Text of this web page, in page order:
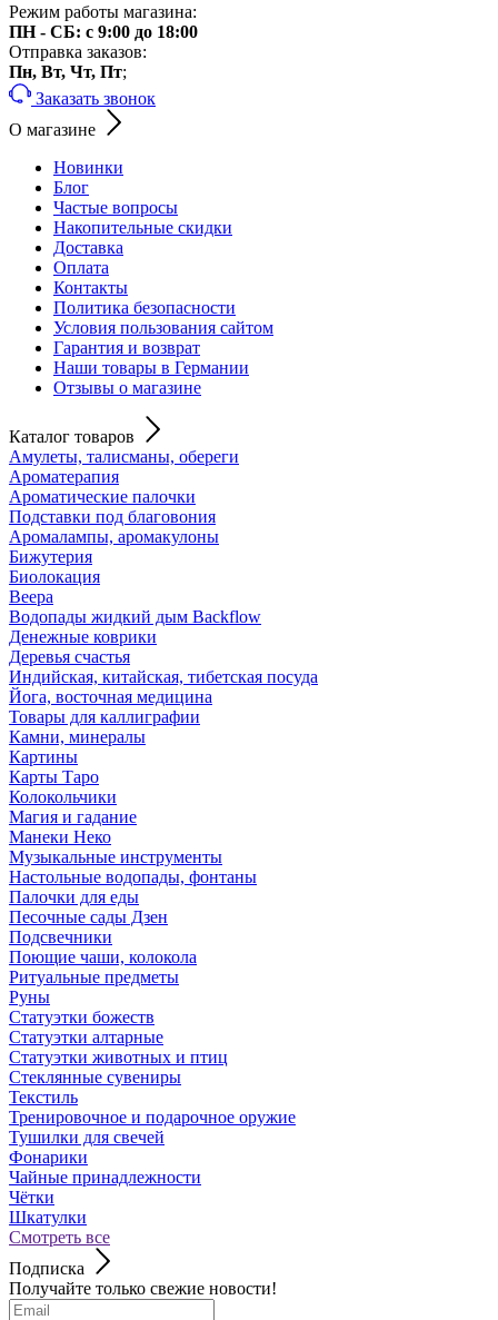
Режим работы магазина:
ПН - СБ: с 9:00 до 18:00
Отправка заказов:
Пн, Вт, Чт, Пт;
Заказать звонок
О магазине
Новинки
Блог
Частые вопросы
Накопительные скидки
Доставка
Оплата
Контакты
Политика безопасности
Условия пользования сайтом
Гарантия и возврат
Наши товары в Германии
Отзывы о магазине
Каталог товаров
Амулеты, талисманы, обереги
Ароматерапия
Ароматические палочки
Подставки под благовония
Аромалампы, аромакулоны
Бижутерия
Биолокация
Веера
Водопады жидкий дым Backflow
Денежные коврики
Деревья счастья
Индийская, китайская, тибетская посуда
Йога, восточная медицина
Товары для каллиграфии
Камни, минералы
Картины
Карты Таро
Колокольчики
Магия и гадание
Манеки Неко
Музыкальные инструменты
Настольные водопады, фонтаны
Палочки для еды
Песочные сады Дзен
Подсвечники
Поющие чаши, колокола
Ритуальные предметы
Руны
Статуэтки божеств
Статуэтки алтарные
Статуэтки животных и птиц
Стеклянные сувениры
Текстиль
Тренировочное и подарочное оружие
Тушилки для свечей
Фонарики
Чайные принадлежности
Чётки
Шкатулки
Смотреть все
Подписка
Получайте только свежие новости!